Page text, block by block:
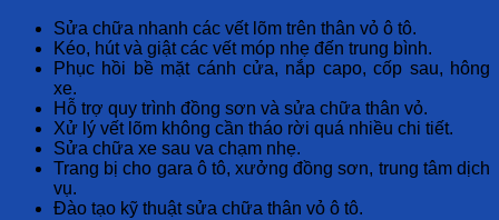
Sửa chữa nhanh các vết lõm trên thân vỏ ô tô.
Kéo, hút và giật các vết móp nhẹ đến trung bình.
Phục hồi bề mặt cánh cửa, nắp capo, cốp sau, hông
xe.
Hỗ trợ quy trình đồng sơn và sửa chữa thân vỏ.
Xử lý vết lõm không cần tháo rời quá nhiều chi tiết.
Sửa chữa xe sau va chạm nhẹ.
Trang bị cho gara ô tô, xưởng đồng sơn, trung tâm dịch
vụ.
Đào tạo kỹ thuật sửa chữa thân vỏ ô tô.